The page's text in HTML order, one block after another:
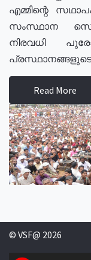
എമ്മിന്റെ
സംസ്ഥാന
നിരവധി
Read More
© VSF@ 2026